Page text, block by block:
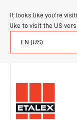
It looks like you're
like to visit the US